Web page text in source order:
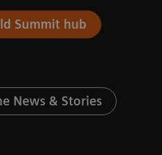
Summit hub
News & Stories